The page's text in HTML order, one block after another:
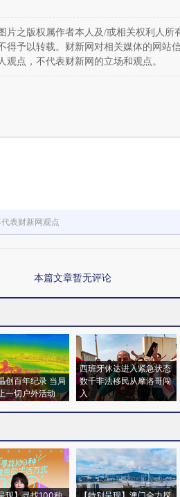
片之版权属作者本人及/或相关权利人所
得予以转载。财新网对相关媒体的网站
点，不代表财新网的立场和观点。
表财新网观点
本篇文章暂无评论
创百年纪录 当局
一切户外活动
西班牙休达进入紧急状态
数千非法移民从摩洛哥闯
入